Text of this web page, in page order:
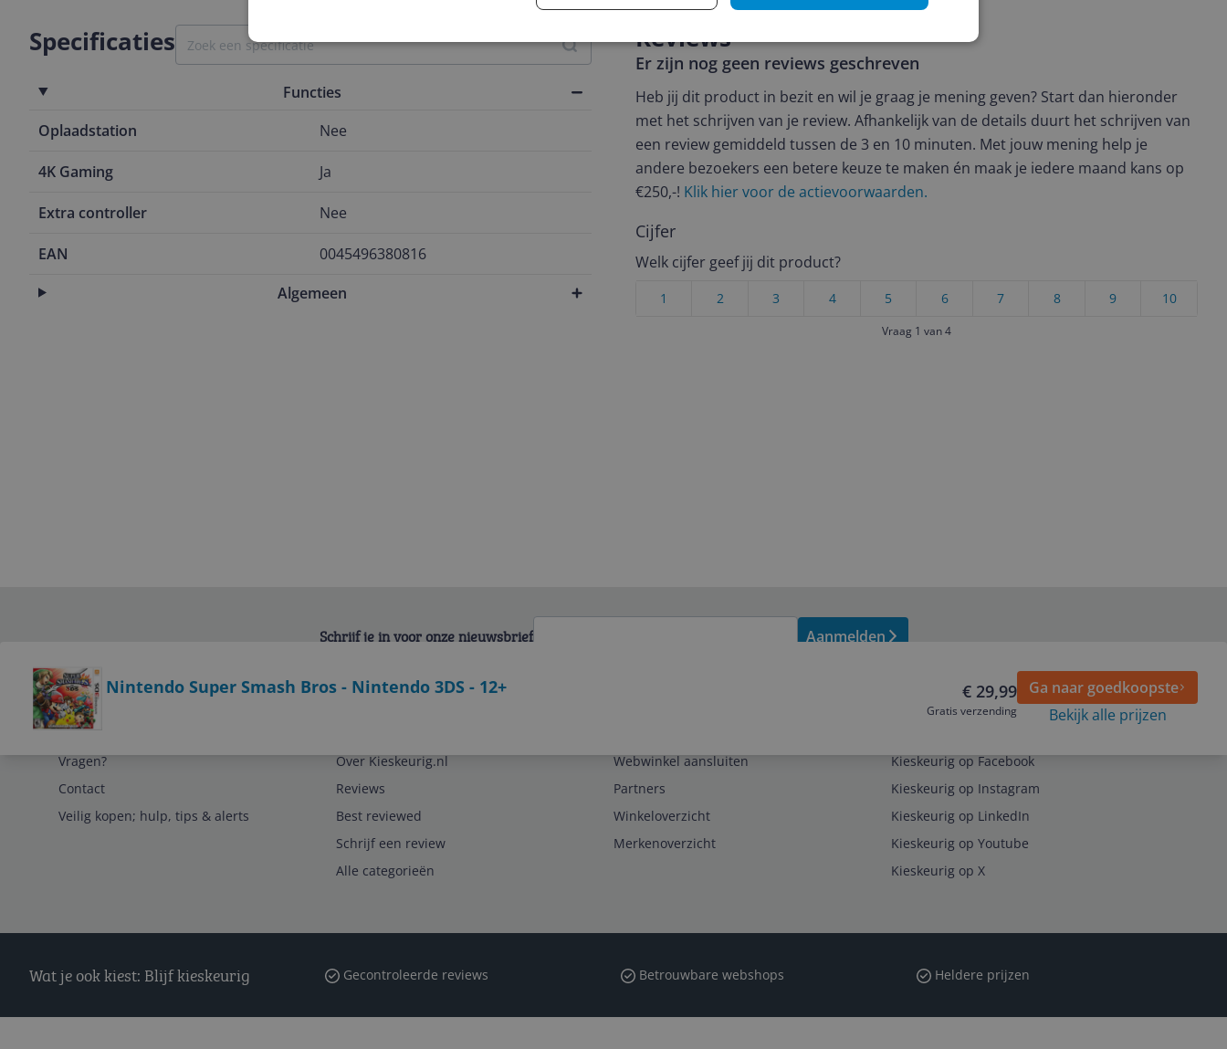
Specificaties
Functies
Oplaadstation
Nee
4K Gaming Ja
Extra controller Nee
EAN
0045496380816
Algemeen
Reviews
Er zijn nog geen reviews geschreven
Heb jij dit product in bezit en wil je graag je mening geven? Start dan hieronder
met het schrijven van je review. Afhankelijk van de details duurt het schrijven van
een review gemiddeld tussen de 3 en 10 minuten. Met jouw mening help je
andere bezoekers een betere keuze te maken én maak je iedere maand kans op
€250,-! Klik hier voor de actievoorwaarden.
Cijfer
Welk cijfer geef jij dit product?
10
9
8
7
6
5
4
3
2
1
Vraag 1 van 4
Nintendo Super Smash Bros - Nintendo 3DS - 12+ € 29,99
Gratis verzending
Ga naar goedkoopste
Bekijk alle prijzen
Schrijf je in voor onze nieuwsbrief Aanmelden
Service
Vragen?
Contact
Veilig kopen; hulp, tips & alerts
Over Kieskeurig.nl
Reviews
Best reviewed
Schrijf een review
Alle categorieën
Webwinkel aansluiten
Partners
Winkeloverzicht
Merkenoverzicht
Kieskeurig op Facebook
Kieskeurig op Instagram
Kieskeurig op LinkedIn
Kieskeurig op Youtube
Kieskeurig op X
Wat je ook kiest: Blijf kieskeurig Gecontroleerde reviews Betrouwbare webshops Heldere prijzen